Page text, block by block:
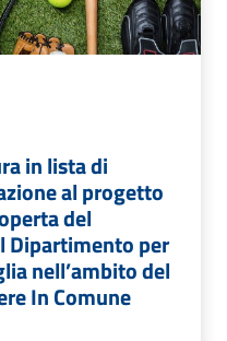
in lista di
al progetto
del
per
nell’ambito del
In Comune